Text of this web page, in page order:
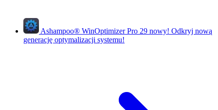
Ashampoo® WinOptimizer Pro 29 nowy! Odkryj nową
generację optymalizacji systemu!